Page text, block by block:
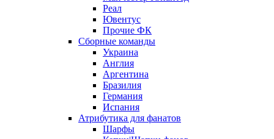
Реал
Ювентус
Прочие ФК
Сборные команды
Украина
Англия
Аргентина
Бразилия
Германия
Испания
Атрибутика для фанатов
Шарфы